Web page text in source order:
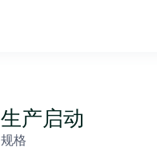
生产启动
规格